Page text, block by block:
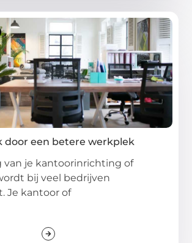
door een betere werkplek
van je kantoorinrichting of
bij veel bedrijven
Je kantoor of